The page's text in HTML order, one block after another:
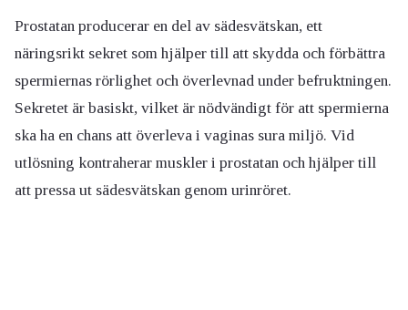
Prostatan producerar en del av sädesvätskan, ett
näringsrikt sekret som hjälper till att skydda och förbättra
spermiernas rörlighet och överlevnad under befruktningen.
Sekretet är basiskt, vilket är nödvändigt för att spermierna
ska ha en chans att överleva i vaginas sura miljö. Vid
utlösning kontraherar muskler i prostatan och hjälper till
att pressa ut sädesvätskan genom urinröret.